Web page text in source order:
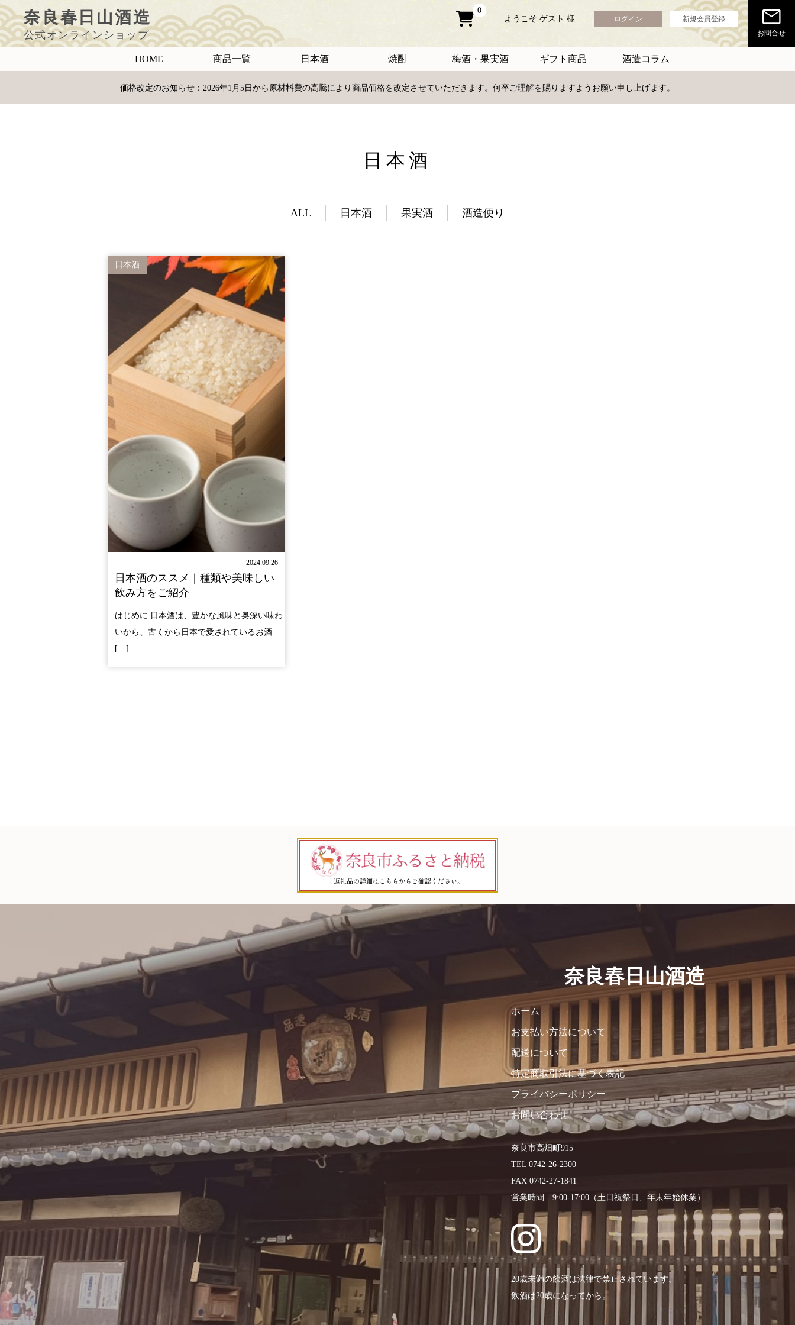
ー
ジ
の
先
頭
で
す
ナ
奈良春日山酒造
公式オンラインショップ
0
ようこそ ゲスト 様
ログイン
新規会員登録
お問合せ
HOME 商品一覧 日本酒 焼酎 梅酒・果実酒 ギフト商品 酒造コラム
価格改定のお知らせ：2026年1月5日から原材料費の高騰により商品価格を改定させていただきます。何卒ご理解を賜りますようお願い申し上げます。
日本酒
ALL 日本酒 果実酒 酒造便り
日本酒
2024.09.26
日本酒のススメ｜種類や美味しい
飲み方をご紹介
はじめに 日本酒は、豊かな風味と奥深い味わ
いから、古くから日本で愛されているお酒
[…]
奈良春日山酒造
ホーム
お支払い方法について
配送について
特定商取引法に基づく表記
プライバシーポリシー
お問い合わせ
奈良市高畑町915
TEL 0742-26-2300
FAX 0742-27-1841
営業時間 9:00-17:00（土日祝祭日、年末年始休業）
20歳未満の飲酒は法律で禁止されています。
飲酒は20歳になってから。